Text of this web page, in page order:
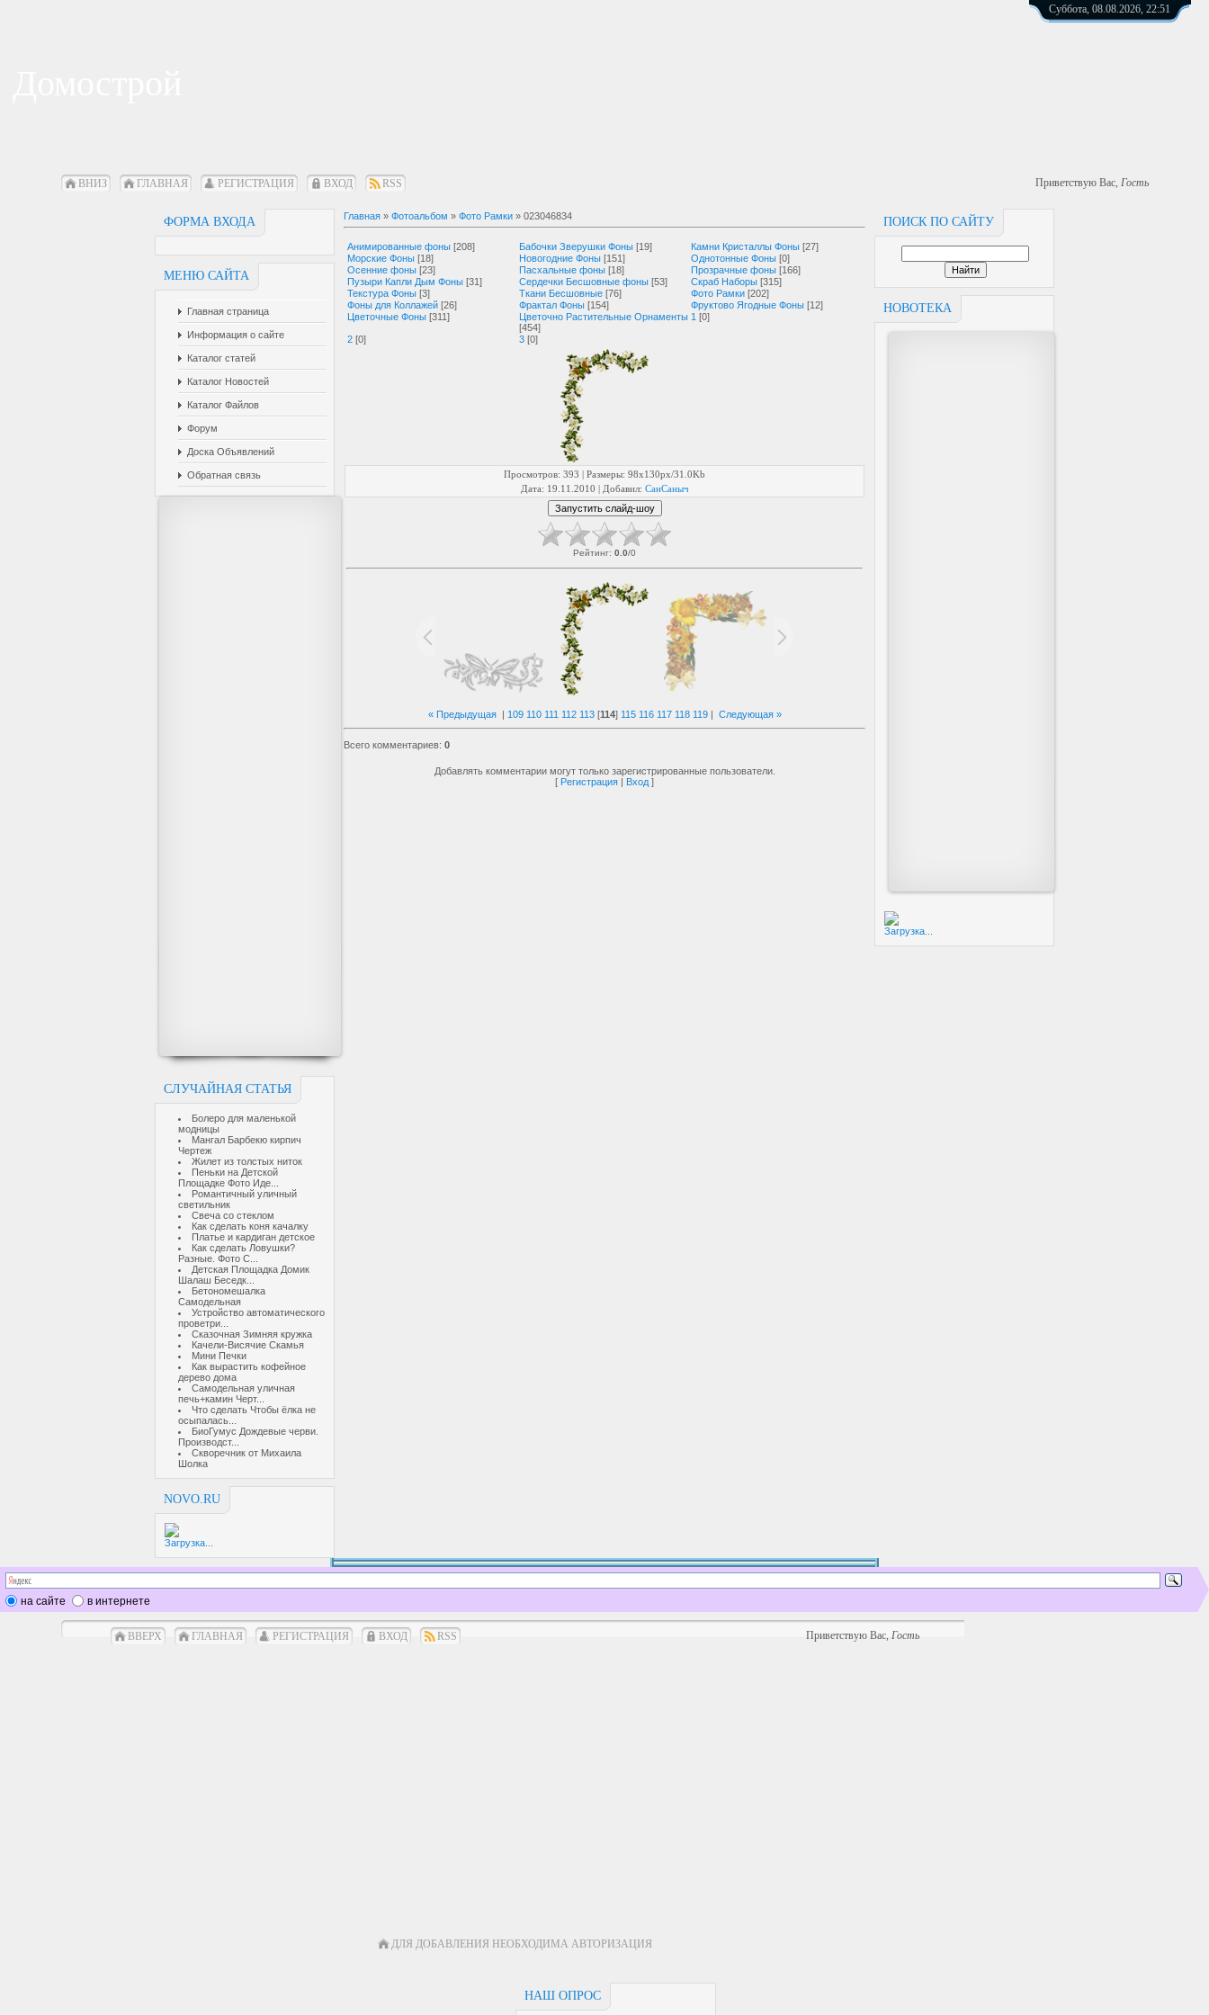
Суббота, 08.08.2026, 22:51
ВНИЗ ГЛАВНАЯ РЕГИСТРАЦИЯ ВХОД RSS Приветствую Вас, Гость
ФОРМА ВХОДА
МЕНЮ САЙТА
Главная страница
Информация о сайте
Каталог статей
Каталог Новостей
Каталог Файлов
Форум
Доска Объявлений
Обратная связь
СЛУЧАЙНАЯ СТАТЬЯ
Болеро для маленькой
модницы
Мангал Барбекю кирпич
Чертеж
Жилет из толстых ниток
Пеньки на Детской
Площадке Фото Иде...
Романтичный уличный
светильник
Свеча со стеклом
Как сделать коня качалку
Платье и кардиган детское
Как сделать Ловушки?
Разные. Фото С...
Детская Площадка Домик
Шалаш Беседк...
Бетономешалка
Самодельная
Устройство автоматического
проветри...
Сказочная Зимняя кружка
Качели-Висячие Скамья
Мини Печки
Как вырастить кофейное
дерево дома
Самодельная уличная
печь+камин Черт...
Что сделать Чтобы ёлка не
осыпалась...
БиоГумус Дождевые черви.
Производст...
Скворечник от Михаила
Шолка
NOVO.RU
Загрузка...
ПОИСК ПО САЙТУ
НОВОТЕКА
Загрузка...
Главная » Фотоальбом » Фото Рамки » 023046834
Анимированные фоны [208] Бабочки Зверушки Фоны [19] Камни Кристаллы Фоны [27]
Морские Фоны [18] Новогодние Фоны [151] Однотонные Фоны [0]
Осенние фоны [23] Пасхальные фоны [18] Прозрачные фоны [166]
Пузыри Капли Дым Фоны [31] Сердечки Бесшовные фоны [53] Скраб Наборы [315]
Текстура Фоны [3] Ткани Бесшовные [76] Фото Рамки [202]
Фоны для Коллажей [26] Фрактал Фоны [154] Фруктово Ягодные Фоны [12]
Цветочные Фоны [311]
Цветочно Растительные Орнаменты
[454]
1 [0]
2 [0] 3 [0]
Просмотров: 393 | Размеры: 98x130px/31.0Kb
Дата: 19.11.2010 | Добавил: СанСаныч
Рейтинг: 0.0/0
« Предыдущая| 109 110 111 112 113[114] 115 116 117 118 119| Следующая »
Всего комментариев: 0
Добавлять комментарии могут только зарегистрированные пользователи.
[ Регистрация | Вход ]
на сайте в интернете
ВВЕРХ ГЛАВНАЯ РЕГИСТРАЦИЯ ВХОД RSS Приветствую Вас,Гость
ДЛЯ ДОБАВЛЕНИЯ НЕОБХОДИМА АВТОРИЗАЦИЯ
НАШ ОПРОС